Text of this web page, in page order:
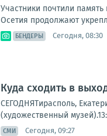
Участники почтили
Осетия продолжают
БЕНДЕРЫ Сегодня, 08:30
Куда сходить в
СЕГОДНЯТирасполь,
(художественный
СМИ Сегодня, 09:27